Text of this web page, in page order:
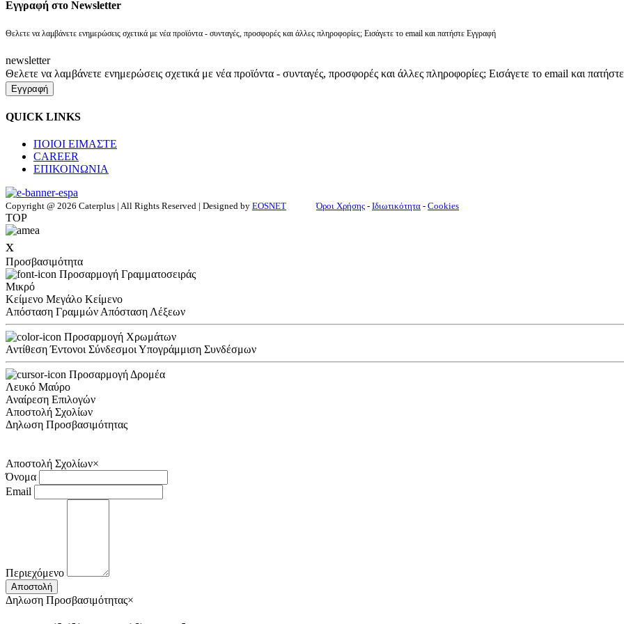
Eγγραφή στο Newsletter
Θελετε να λαμβάνετε ενημερώσεις σχετικά με νέα προϊόντα - συνταγές, προσφορές και άλλες πληροφορίες; Εισάγετε το email και πατήστε Εγγραφή
newsletter
Θελετε να λαμβάνετε ενημερώσεις σχετικά με νέα προϊόντα - συνταγές, προσφορές και άλλες πληροφορίες; Εισάγετε το email και
Εγγραφή
QUICK LINKS
ΠΟΙΟΙ ΕΙΜΑΣΤΕ
CAREER
ΕΠΙΚΟΙΝΩΝΙΑ
Copyright @ 2026 Caterplus | All Rights Reserved | Designed by EOSNET Όροι Χρήσης - Ιδιωτικότητα - Cookies
TOP
x
Προσβασιμότητα
Προσαρμογή Γραμματοσειράς
Μικρό
Κείμενο Μεγάλο Κείμενο
Απόσταση ΓραμμώνΑπόσταση Λέξεων
Προσαρμογή Χρωμάτων
Αντίθεση Έντονοι ΣύνδεσμοιΥπογράμμιση Συνδέσμων
Προσαρμογή Δρομέα
Λευκό Μαύρο
Αναίρεση Επιλογών
Αποστολή Σχολίων
Δηλωση Προσβασιμότητας
Αποστολή Σχολίων×
Όνομα
Email
Περιεχόμενο
Αποστολή
Δηλωση Προσβασιμότητας×